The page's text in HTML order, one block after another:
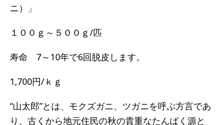
ニ）」
１００ｇ～５００ｇ/匹
寿命 7～10年で6回脱皮します。
1,700円/ｋｇ
“山太郎”とは、モクズガニ、ツガニを呼ぶ方言であ
り、古くから地元住民の秋の貴重なたんぱく源と